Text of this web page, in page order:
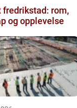
fredrikstad: rom,
og opplevelse